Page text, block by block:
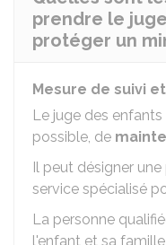
prendre le
protéger un
Mesure de suivi
Le juge des
possible, de
Il peut désigner
service spécialisé
La personne
l'enfant et sa